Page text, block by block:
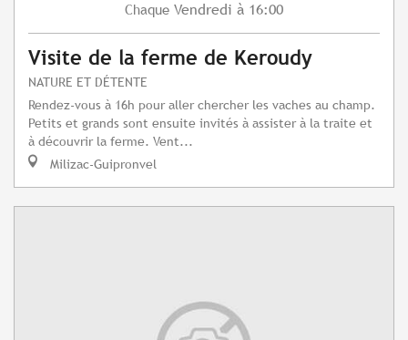
Chaque Vendredi à 16:00
Visite de la ferme de Keroudy
NATURE ET DÉTENTE
Rendez-vous à 16h pour aller chercher les vaches au champ.
Petits et grands sont ensuite invités à assister à la traite et
à découvrir la ferme. Vent...
Milizac-Guipronvel